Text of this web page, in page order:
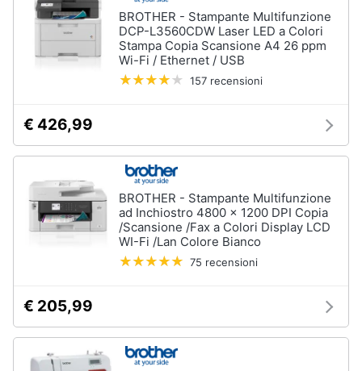
BROTHER - Stampante Multifunzione
DCP-L3560CDW Laser LED a Colori
Stampa Copia Scansione A4 26 ppm
Wi-Fi / Ethernet / USB
157 recensioni
€ 426,99
BROTHER - Stampante Multifunzione
ad Inchiostro 4800 x 1200 DPI Copia
/Scansione /Fax a Colori Display LCD
WI-Fi /Lan Colore Bianco
75 recensioni
€ 205,99